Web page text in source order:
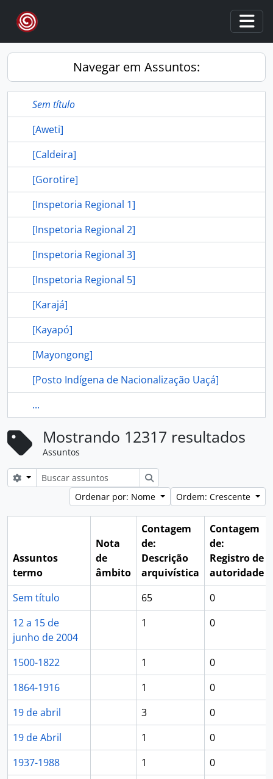
Skip to main content
Navegar em Assuntos:
Sem título
[Aweti]
[Caldeira]
[Gorotire]
[Inspetoria Regional 1]
[Inspetoria Regional 2]
[Inspetoria Regional 3]
[Inspetoria Regional 5]
[Karajá]
[Kayapó]
[Mayongong]
[Posto Indígena de Nacionalização Uaçá]
...
Mostrando 12317 resultados
Assuntos
Opções de busca
Buscar
Ordenar por: Nome
Ordem: Crescente
Assuntos
termo
Nota
de
âmbito
Contagem
de:
Descrição
arquivística
Contagem
de:
Registro de
autoridade
Sem título
65
0
12 a 15 de
junho de 2004
1 0
1500-1822 1
0
1864-1916
1
0
19 de abril
3
0
19 de Abril
1
0
1937-1988
1
0